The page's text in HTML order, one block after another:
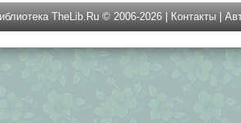
TheLib.Ru © 2006-2026 | Контакты |